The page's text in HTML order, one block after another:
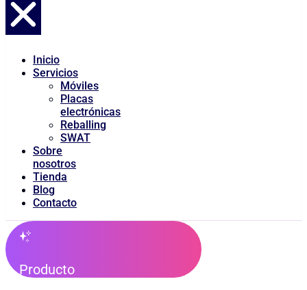
Inicio
Servicios
Móviles
Placas
electrónicas
Reballing
SWAT
Sobre
nosotros
Tienda
Blog
Contacto
Producto